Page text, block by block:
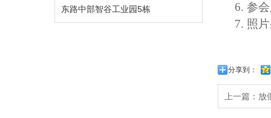
东路中部智谷工业园5栋
6. 参
7. 照
分享到：
上一篇：